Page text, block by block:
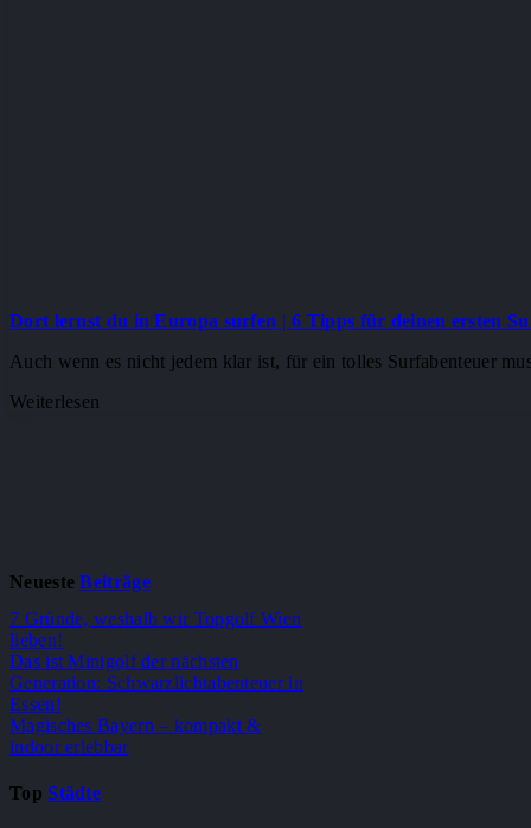
Dort lernst du in Europa surfen | 6 Tipps für deinen ersten
Auch wenn es nicht jedem klar ist, für ein tolles Surfabenteuer
Weiterlesen
NeuesteBeiträge
7 Gründe, weshalb wir Topgolf Wien
lieben!
Das ist Minigolf der nächsten
Generation: Schwarzlichtabenteuer in
Essen!
Magisches Bayern – kompakt &
indoor erlebbar
TopStädte